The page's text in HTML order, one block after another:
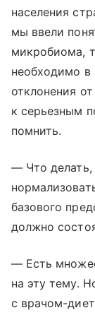
населения
мы ввели
микробиома,
необходимо в
отклонения
к серьезным
помнить.
— Что делать,
базового
должно
— Есть
на эту тему.
с врачом-